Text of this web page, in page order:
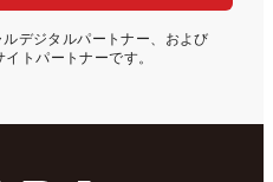
デジタルパートナー、および
トパートナーです。